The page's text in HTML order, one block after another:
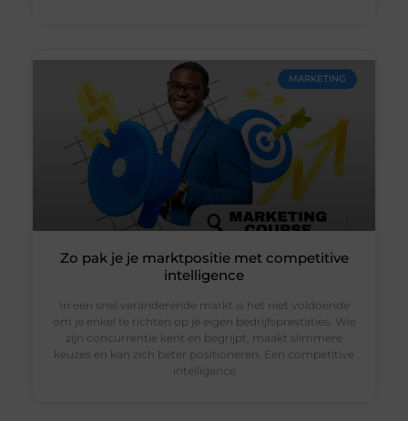
MARKETING
Zo pak je je marktpositie met competitive
intelligence
In een snel veranderende markt is het niet voldoende
om je enkel te richten op je eigen bedrijfsprestaties. Wie
zijn concurrentie kent en begrijpt, maakt slimmere
keuzes en kan zich beter positioneren. Een competitive
intelligence